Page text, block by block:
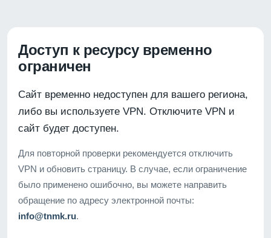
Доступ к ресурсу временно
ограничен
Сайт временно недоступен для вашего региона,
либо вы используете VPN. Отключите VPN и
сайт будет доступен.
Для повторной проверки рекомендуется отключить
VPN и обновить страницу. В случае, если ограничение
было применено ошибочно, вы можете направить
обращение по адресу электронной почты:
info@tnmk.ru.